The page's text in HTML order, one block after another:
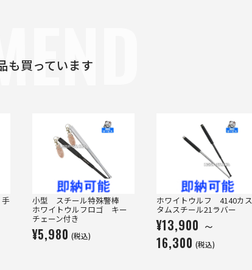
も買っています
小型 スチール特殊警棒
ホワイトウルフロゴ キー
チェーン付き
¥5,980 (税込)
ホワイトウルフ 4140カス
タムスチール21ラバー
¥13,900 ～
16,300 (税込)